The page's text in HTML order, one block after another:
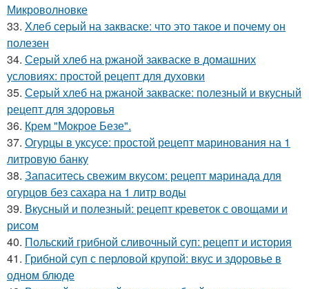
Микроволновке
33. Хлеб серый на закваске: что это такое и почему он
полезен
34. Серый хлеб на ржаной закваске в домашних
условиях: простой рецепт для духовки
35. Серый хлеб на ржаной закваске: полезный и вкусный
рецепт для здоровья
36. Крем "Мокрое Безе".
37. Огурцы в уксусе: простой рецепт маринования на 1
литровую банку
38. Запаситесь свежим вкусом: рецепт маринада для
огурцов без сахара на 1 литр воды
39. Вкусный и полезный: рецепт креветок с овощами и
рисом
40. Польский грибной сливочный суп: рецепт и история
41. Грибной суп с перловой крупой: вкус и здоровье в
одном блюде